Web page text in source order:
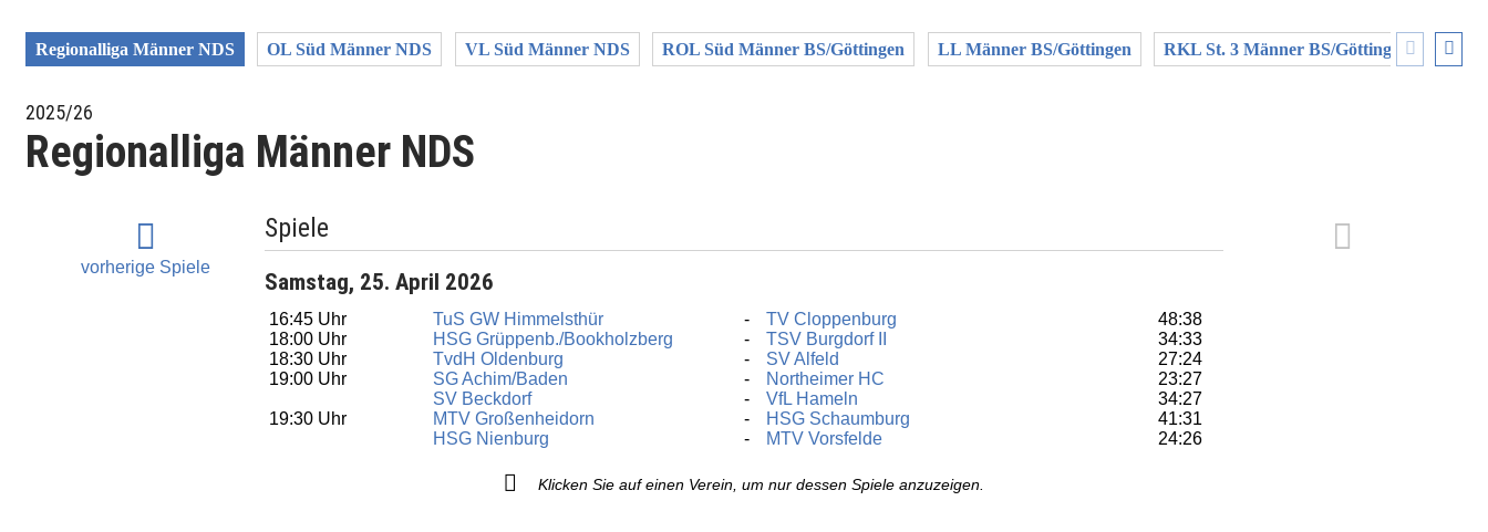
Regionalliga Männer NDS OL Süd Männer NDS VL Süd Männer NDS ROL Süd Männer BS/Göttingen LL Männer BS/Göttingen RKL St. 3 Männer BS/Göttingen VR
2025/26
Regionalliga Männer NDS
vorherige Spiele
Spiele
Samstag, 25. April 2026
16:45 Uhr TuS GW Himmelsthür TV Cloppenburg
48:38
18:00 Uhr
HSG Grüppenb./Bookholzberg TSV Burgdorf II
34:33
18:30 Uhr
TvdH Oldenburg SV Alfeld
27:24
19:00 Uhr
SG Achim/Baden Northeimer HC
23:27
SV Beckdorf
VfL Hameln
34:27
19:30 Uhr
MTV Großenheidorn HSG Schaumburg
41:31
HSG Nienburg
MTV Vorsfelde 24:26
Klicken Sie auf einen Verein, um nur dessen Spiele anzuzeigen.